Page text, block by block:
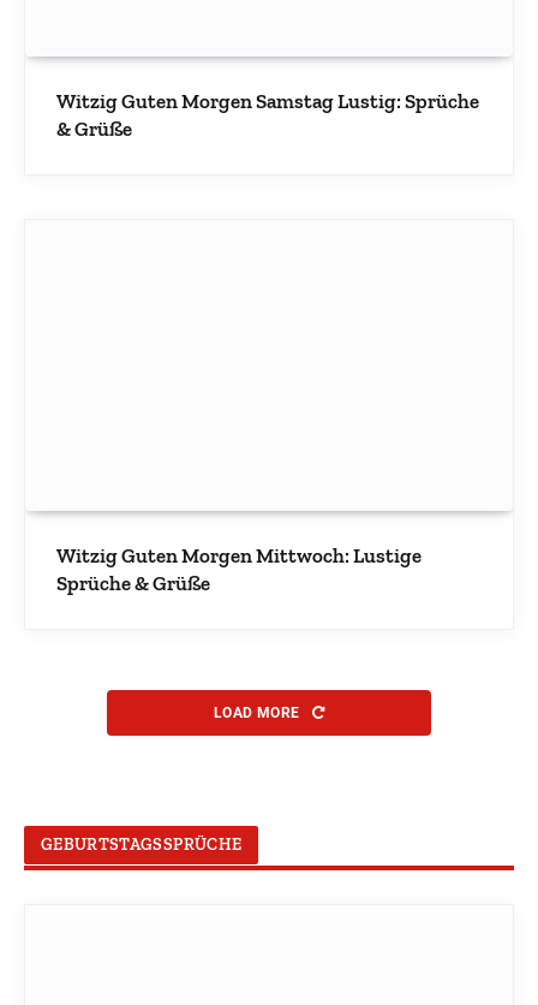
Witzig Guten Morgen Samstag Lustig: Sprüche
& Grüße
Witzig Guten Morgen Mittwoch: Lustige
Sprüche & Grüße
LOAD MORE
GEBURTSTAGSSPRÜCHE